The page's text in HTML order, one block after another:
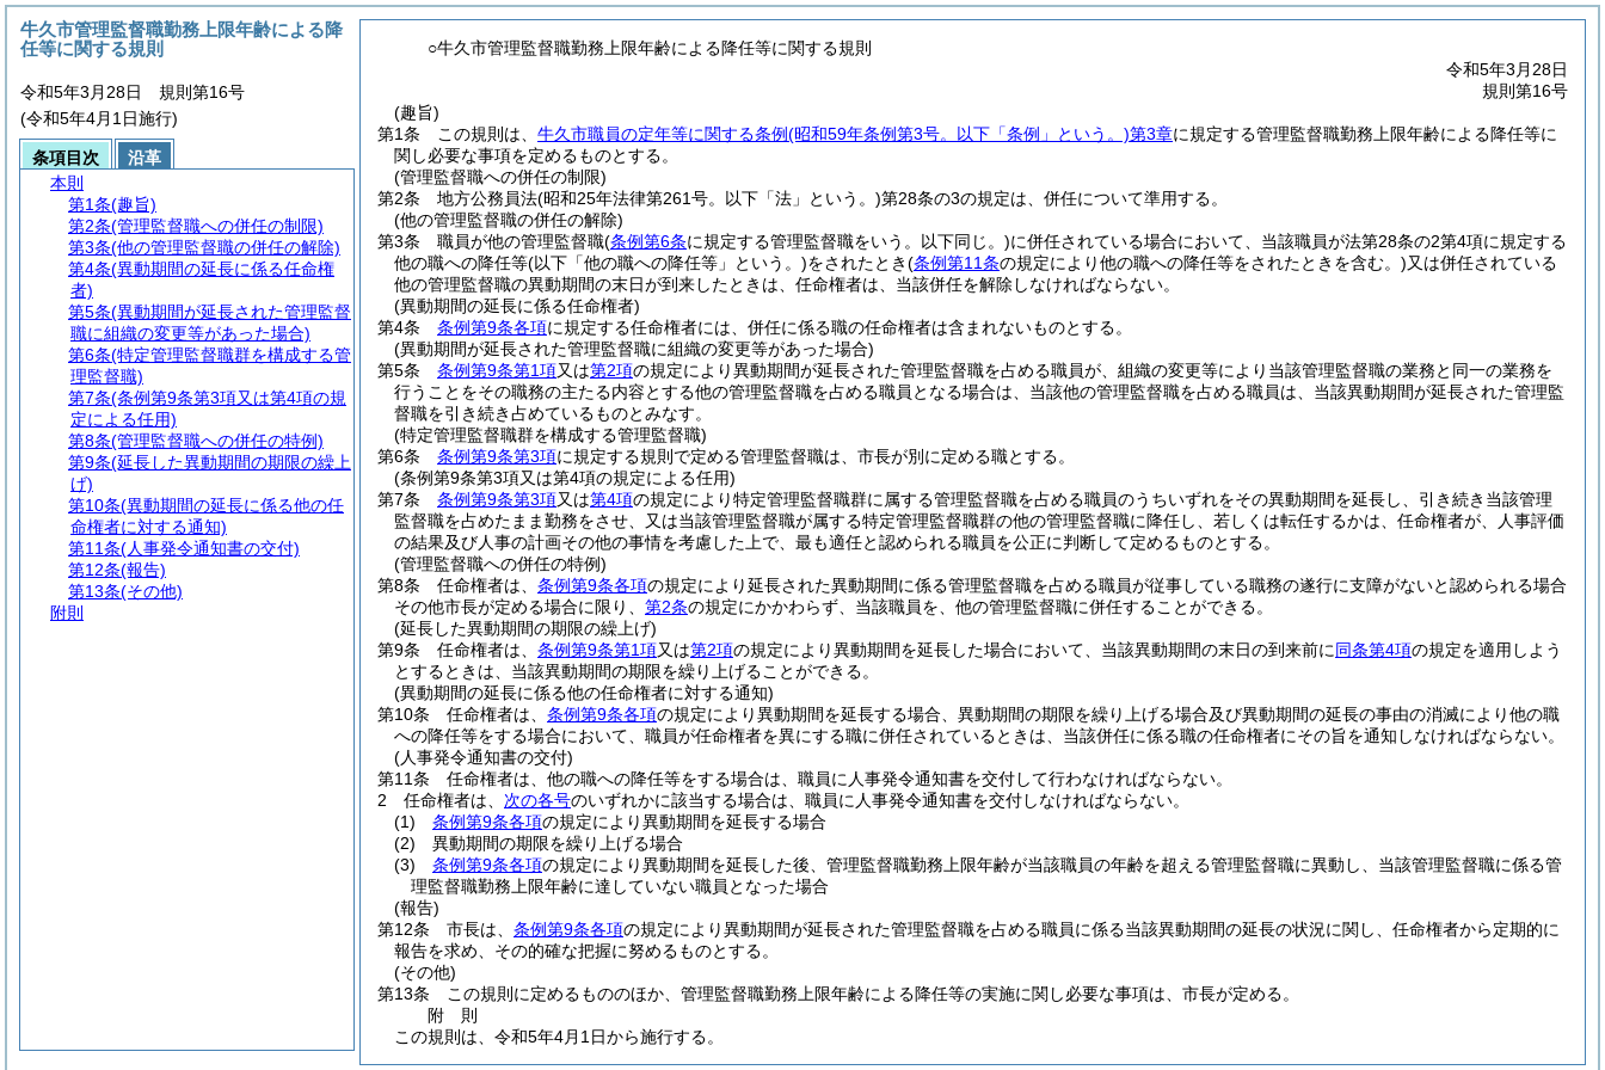
○牛久市管理監督職勤務上限年齢による降任等に関する規則
令和5年3月28日
規則第16号
(趣旨)
第1条
この規則は、 牛久市職員の定年等に関する条例(昭和59年条例第3号。以下「条例」という。)第3章に規定する管理監督職勤務上限年齢による降任等に
関し必要な事項を定めるものとする。
(管理監督職への併任の制限)
第2条
地方公務員法(昭和25年法律第261号。以下「法」という。)第28条の3の規定は、併任について準用する。
(他の管理監督職の併任の解除)
第3条
職員が他の管理監督職(条例第6条に規定する管理監督職をいう。以下同じ。)に併任されている場合において、当該職員が法第28条の2第4項に規定する
他の職への降任等(以下「他の職への降任等」という。)をされたとき(条例第11条の規定により他の職への降任等をされたときを含む。)又は併任されている
他の管理監督職の異動期間の末日が到来したときは、任命権者は、当該併任を解除しなければならない。
(異動期間の延長に係る任命権者)
第4条
条例第9条各項に規定する任命権者には、併任に係る職の任命権者は含まれないものとする。
(異動期間が延長された管理監督職に組織の変更等があった場合)
第5条
条例第9条第1項又は第2項の規定により異動期間が延長された管理監督職を占める職員が、組織の変更等により当該管理監督職の業務と同一の業務を
行うことをその職務の主たる内容とする他の管理監督職を占める職員となる場合は、当該他の管理監督職を占める職員は、当該異動期間が延長された管理監
督職を引き続き占めているものとみなす。
(特定管理監督職群を構成する管理監督職)
第6条
条例第9条第3項に規定する規則で定める管理監督職は、市長が別に定める職とする。
(条例第9条第3項又は第4項の規定による任用)
第7条
条例第9条第3項又は第4項の規定により特定管理監督職群に属する管理監督職を占める職員のうちいずれをその異動期間を延長し、引き続き当該管理
監督職を占めたまま勤務をさせ、又は当該管理監督職が属する特定管理監督職群の他の管理監督職に降任し、若しくは転任するかは、任命権者が、人事評価
の結果及び人事の計画その他の事情を考慮した上で、最も適任と認められる職員を公正に判断して定めるものとする。
(管理監督職への併任の特例)
第8条
任命権者は、 条例第9条各項の規定により延長された異動期間に係る管理監督職を占める職員が従事している職務の遂行に支障がないと認められる場合
その他市長が定める場合に限り、 第2条の規定にかかわらず、当該職員を、他の管理監督職に併任することができる。
(延長した異動期間の期限の繰上げ)
第9条
任命権者は、 条例第9条第1項又は第2項の規定により異動期間を延長した場合において、当該異動期間の末日の到来前に同条第4項の規定を適用しよう
とするときは、当該異動期間の期限を繰り上げることができる。
(異動期間の延長に係る他の任命権者に対する通知)
第10条
任命権者は、 条例第9条各項の規定により異動期間を延長する場合、異動期間の期限を繰り上げる場合及び異動期間の延長の事由の消滅により他の職
への降任等をする場合において、職員が任命権者を異にする職に併任されているときは、当該併任に係る職の任命権者にその旨を通知しなければならない。
(人事発令通知書の交付)
第11条
任命権者は、他の職への降任等をする場合は、職員に人事発令通知書を交付して行わなければならない。
2
任命権者は、 次の各号のいずれかに該当する場合は、職員に人事発令通知書を交付しなければならない。
(1)
条例第9条各項の規定により異動期間を延長する場合
(2)
異動期間の期限を繰り上げる場合
(3)
条例第9条各項の規定により異動期間を延長した後、管理監督職勤務上限年齢が当該職員の年齢を超える管理監督職に異動し、当該管理監督職に係る管
理監督職勤務上限年齢に達していない職員となった場合
(報告)
第12条
市長は、 条例第9条各項の規定により異動期間が延長された管理監督職を占める職員に係る当該異動期間の延長の状況に関し、任命権者から定期的に
報告を求め、その的確な把握に努めるものとする。
(その他)
第13条
この規則に定めるもののほか、管理監督職勤務上限年齢による降任等の実施に関し必要な事項は、市長が定める。
附 則
この規則は、令和5年4月1日から施行する。
牛久市管理監督職勤務上限年齢による降
任等に関する規則
令和5年3月28日 規則第16号
(令和5年4月1日施行)
条項目次
沿革
本則
第1条(趣旨)
第2条(管理監督職への併任の制限)
第3条(他の管理監督職の併任の解除)
第4条(異動期間の延長に係る任命権
者)
第5条(異動期間が延長された管理監督
職に組織の変更等があった場合)
第6条(特定管理監督職群を構成する管
理監督職)
第7条(条例第9条第3項又は第4項の規
定による任用)
第8条(管理監督職への併任の特例)
第9条(延長した異動期間の期限の繰上
げ)
第10条(異動期間の延長に係る他の任
命権者に対する通知)
第11条(人事発令通知書の交付)
第12条(報告)
第13条(その他)
附則